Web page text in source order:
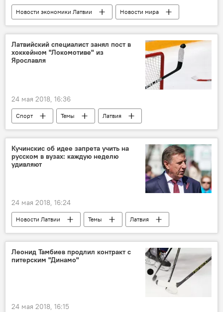
Новости экономики Латвии
Новости мира
Темы
Россия
Восточная Европа
Александр Медведев
Еврокомиссия
Газпром
Латвийский специалист занял пост в
хоккейном "Локомотиве" из
Ярославля
24 мая 2018, 16:36
Спорт Темы
Латвия
Ярославль
Нормундс Силиньш
Кучинскис об идее запрета учить на
русском в вузах: каждую неделю
удивляют
24 мая 2018, 16:24
Новости Латвии Темы
Латвия
Марис Кучинскис
Министерство образования и науки Латвии
русский язык
Леонид Тамбиев продлил контракт с
питерским "Динамо"
24 мая 2018, 16:15